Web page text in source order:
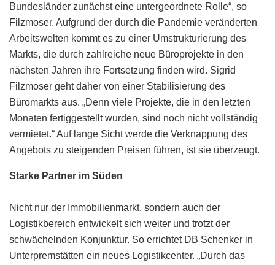
Bundesländer zunächst eine untergeordnete Rolle“, so
Filzmoser. Aufgrund der durch die Pandemie veränderten
Arbeitswelten kommt es zu einer Umstrukturierung des
Markts, die durch zahlreiche neue Büroprojekte in den
nächsten Jahren ihre Fortsetzung finden wird. Sigrid
Filzmoser geht daher von einer Stabilisierung des
Büromarkts aus. „Denn viele Projekte, die in den letzten
Monaten fertiggestellt wurden, sind noch nicht vollständig
vermietet.“ Auf lange Sicht werde die Verknappung des
Angebots zu steigenden Preisen führen, ist sie überzeugt.
Starke Partner im Süden
Nicht nur der Immobilienmarkt, sondern auch der
Logistikbereich entwickelt sich weiter und trotzt der
schwächelnden Konjunktur. So errichtet DB Schenker in
Unterpremstätten ein neues Logistikcenter. „Durch das